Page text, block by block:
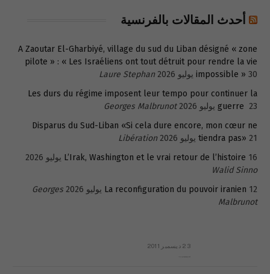
أحدث المقالات بالفرنسية
A Zaoutar El-Gharbiyé, village du sud du Liban désigné « zone
pilote » : « Les Israéliens ont tout détruit pour rendre la vie
impossible » 30 يوليو 2026
Laure Stephan
Les durs du régime imposent leur tempo pour continuer la
guerre 23 يوليو 2026
Georges Malbrunot
Disparus du Sud-Liban «Si cela dure encore, mon cœur ne
tiendra pas» 21 يوليو 2026
Libération
L’Irak, Washington et le vrai retour de l’histoire 16 يوليو 2026
Walid Sinno
La reconfiguration du pouvoir iranien 12 يوليو 2026
Georges
Malbrunot
23 ديسمبر 2011